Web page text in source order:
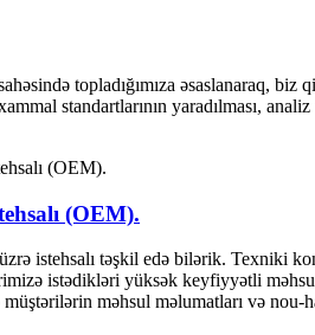
topladığımıza əsaslanaraq,
standartlarının yaradılması,
(OEM).
istehsalı təşkil edə bilərik. Texniki
istədikləri yüksək keyfiyyətli
məhsul məlumatları və nou-